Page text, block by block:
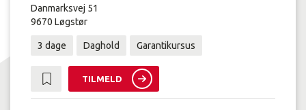
Danmarksvej 51
9670 Løgstør
3 dage Daghold Garantikursus
TILMELD